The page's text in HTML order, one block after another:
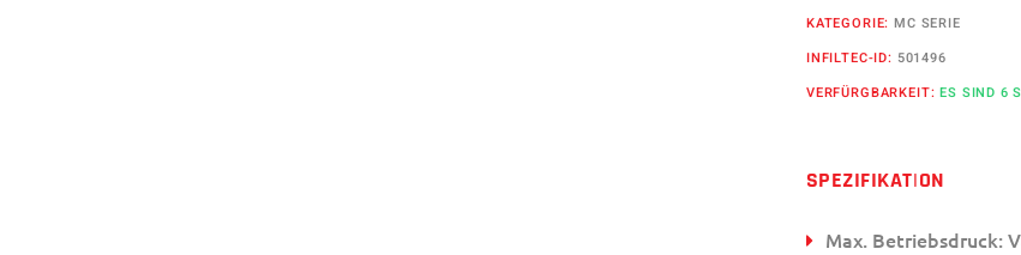
KATEGORIE:MC SERIE
INFILTEC-ID: 501496
VERFÜRGBARKEIT:ES SIND 6
SPEZIFIKATION
Max. Betriebsdruck: